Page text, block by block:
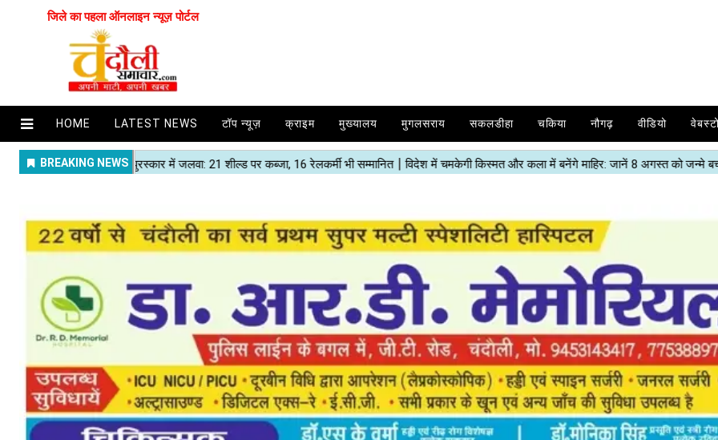
जिले का पहला ऑनलाइन न्यूज़ पोर्टल
HOME LATEST NEWS टॉप न्यूज़ क्राइम मुख्यालय मुगलसराय सकलडीहा चकिया नौगढ़ वीडियो